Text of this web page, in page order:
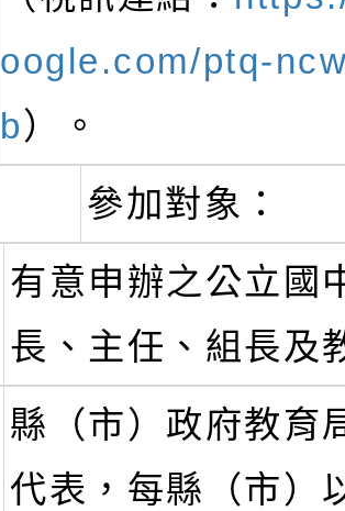
oogle.com/ptq-
b）。
參加對象：
有意申辦之公立國
長、主任、組長及
縣（市）政府教育
代表，每縣（市）